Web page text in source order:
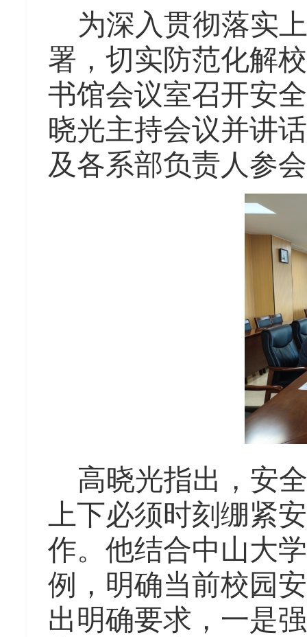
为深入贯彻落实
署，切实防范化解
书馆会议室召开安
晓光主持会议并讲
及各系部负责人参
高晓光指出 ，安
上下必须时刻绷紧
作。他结合中山大
例，明确当前校园
出明确要求 ， 一是